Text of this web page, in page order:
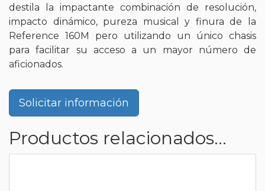
destila la impactante combinación de resolución,
impacto dinámico, pureza musical y finura de la
Reference 160M pero utilizando un único chasis
para facilitar su acceso a un mayor número de
aficionados.
Solicitar información
Productos relacionados...